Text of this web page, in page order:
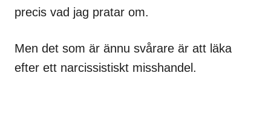
precis vad jag pratar om.
Men det som är ännu svårare är att läka
efter ett narcissistiskt misshandel.